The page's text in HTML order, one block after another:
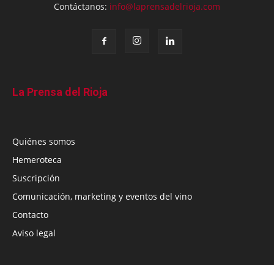
Contáctanos: info@laprensadelrioja.com
La Prensa del Rioja
Quiénes somos
Hemeroteca
Suscripción
Comunicación, marketing y eventos del vino
Contacto
Aviso legal